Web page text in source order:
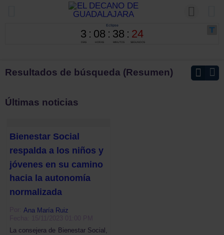
Resultados de búsqueda (Resumen)
Últimas noticias
Bienestar Social
respalda a los niños y
jóvenes en su camino
hacia la autonomía
normalizada
Ana María Ruiz
La consejera de Bienestar Social,